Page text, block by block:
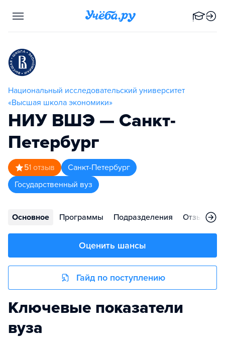
Национальный исследовательский университет
«Высшая школа экономики»
НИУ ВШЭ — Санкт-
Петербург
51 отзыв
Санкт-Петербург
Государственный вуз
Основное Программы Подразделения Отзывы
Оценить шансы
Гайд по поступлению
Ключевые показатели
вуза